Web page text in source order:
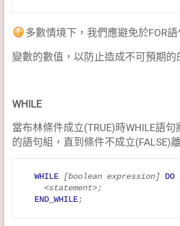
多數情境下，我們應避免於FOR
變數的數值，以防止造成不可預期的
WHILE
當布林條件成立(TRUE)時WHILE語
的語句組，直到條件不成立(FALSE)
WHILE [boolean expression]
DO
<statement>;
END_WHILE